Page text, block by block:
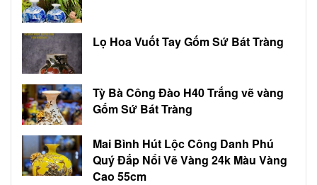
Lọ Hoa Vuốt Tay Gốm Sứ Bát Tràng
Tỳ Bà Công Đào H40 Trắng vẽ vàng
Gốm Sứ Bát Tràng
Mai Bình Hút Lộc Công Danh Phú
Quý Đắp Nổi Vẽ Vàng 24k Màu Vàng
Cao 55cm